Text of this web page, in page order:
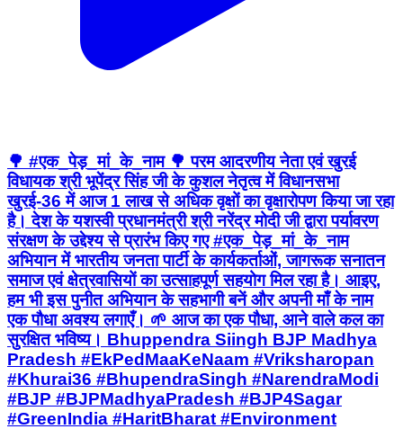
🌳 #एक_पेड़_मां_के_नाम 🌳 परम आदरणीय नेता एवं खुरई
विधायक श्री भूपेंद्र सिंह जी के कुशल नेतृत्व में विधानसभा
खुरई-36 में आज 1 लाख से अधिक वृक्षों का वृक्षारोपण किया जा रहा
है। देश के यशस्वी प्रधानमंत्री श्री नरेंद्र मोदी जी द्वारा पर्यावरण
संरक्षण के उद्देश्य से प्रारंभ किए गए #एक_पेड़_मां_के_नाम
अभियान में भारतीय जनता पार्टी के कार्यकर्ताओं, जागरूक सनातन
समाज एवं क्षेत्रवासियों का उत्साहपूर्ण सहयोग मिल रहा है। आइए,
हम भी इस पुनीत अभियान के सहभागी बनें और अपनी माँ के नाम
एक पौधा अवश्य लगाएँ। 🌱 आज का एक पौधा, आने वाले कल का
सुरक्षित भविष्य। Bhuppendra Siingh BJP Madhya
Pradesh #EkPedMaaKeNaam #Vriksharopan
#Khurai36 #BhupendraSingh #NarendraModi
#BJP #BJPMadhyaPradesh #BJP4Sagar
#GreenIndia #HaritBharat #Environment